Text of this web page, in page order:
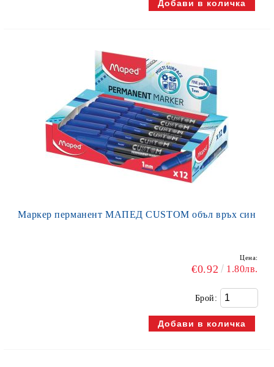
Маркер перманент МАПЕД CUSTOM объл връх син
Цена:
€0.92 1.80лв.
Брой: